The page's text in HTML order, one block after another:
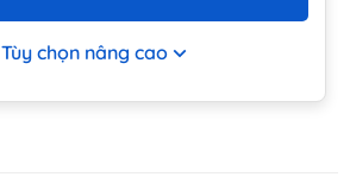
Tùy chọn nâng cao